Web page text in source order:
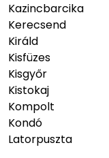
Kazincbarcika
Kerecsend
Királd
Kisfüzes
Kisgyőr
Kistokaj
Kompolt
Kondó
Latorpuszta